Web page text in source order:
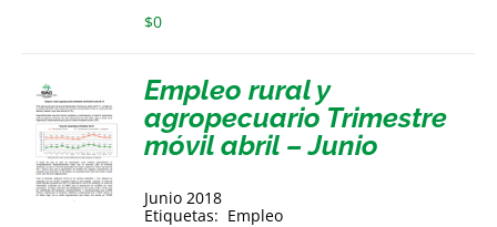
$0
Empleo rural y
agropecuario Trimestre
móvil abril – Junio
Junio 2018
Etiquetas: Empleo